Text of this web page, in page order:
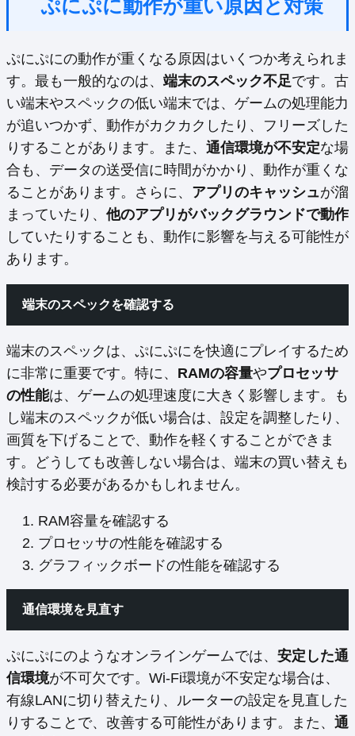
ぷにぷに動作が重い原因と対策
ぷにぷにの動作が重くなる原因はいくつか考えられま
す。最も一般的なのは、 端末のスペック不足です。古
い端末やスペックの低い端末では、ゲームの処理能力
が追いつかず、動作がカクカクしたり、フリーズした
りすることがあります。また、 通信環境が不安定な場
合も、データの送受信に時間がかかり、動作が重くな
ることがあります。さらに、 アプリのキャッシュが溜
まっていたり、 他のアプリがバックグラウンドで動作
していたりすることも、動作に影響を与える可能性が
あります。
端末のスペックを確認する
端末のスペックは、ぷにぷにを快適にプレイするため
に非常に重要です。特に、 RAMの容量やプロセッサ
の性能は、ゲームの処理速度に大きく影響します。も
し端末のスペックが低い場合は、設定を調整したり、
画質を下げることで、動作を軽くすることができま
す。どうしても改善しない場合は、端末の買い替えも
検討する必要があるかもしれません。
RAM容量を確認する
プロセッサの性能を確認する
グラフィックボードの性能を確認する
通信環境を見直す
ぷにぷにのようなオンラインゲームでは、 安定した通
信環境が不可欠です。Wi-Fi環境が不安定な場合は、
有線LANに切り替えたり、ルーターの設定を見直した
りすることで、改善する可能性があります。また、 通